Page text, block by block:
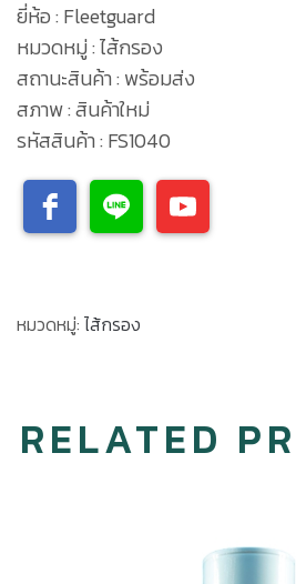
ยี่ห้อ : Fleetguard
หมวดหมู่ : ไส้กรอง
สถานะสินค้า : พร้อมส่ง
สภาพ : สินค้าใหม่
รหัสสินค้า : FS1040
หมวดหมู่: ไส้กรอง
RELATED